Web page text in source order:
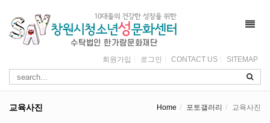
회원가입 로그인 CONTACT US SITEMAP
교육사진 Home 포토갤러리 교육사진